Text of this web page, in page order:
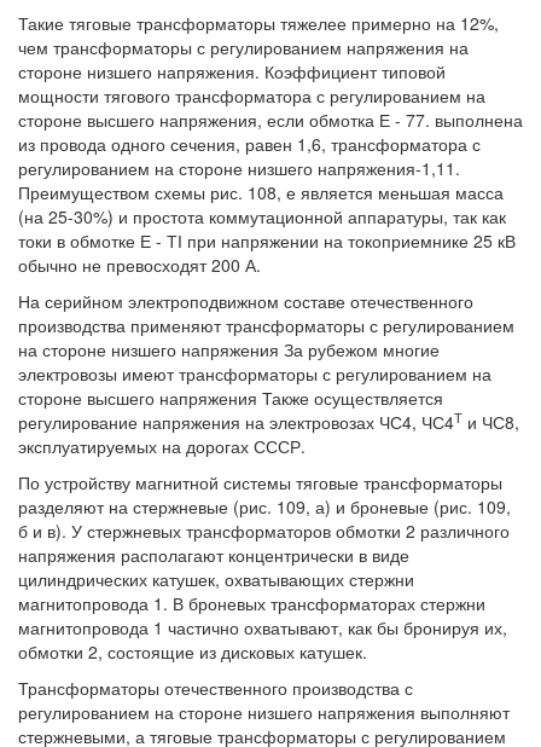
Такие тяговые трансформаторы тяжелее примерно на 12%,
чем трансформаторы с регулированием напряжения на
стороне низшего напряжения. Коэффициент типовой
мощности тягового трансформатора с регулированием на
стороне высшего напряжения, если обмотка Е - 77. выполнена
из провода одного сечения, равен 1,6, трансформатора с
регулированием на стороне низшего напряжения-1,11.
Преимуществом схемы рис. 108, е является меньшая масса
(на 25-30%) и простота коммутационной аппаратуры, так как
токи в обмотке Е - ТІ при напряжении на токоприемнике 25 кВ
обычно не превосходят 200 А.
На серийном электроподвижном составе отечественного
производства применяют трансформаторы с регулированием
на стороне низшего напряжения За рубежом многие
электровозы имеют трансформаторы с регулированием на
стороне высшего напряжения Также осуществляется
регулирование напряжения на электровозах ЧС4, ЧС4Т и ЧС8,
эксплуатируемых на дорогах СССР.
По устройству магнитной системы тяговые трансформаторы
разделяют на стержневые (рис. 109, а) и броневые (рис. 109,
б и в). У стержневых трансформаторов обмотки 2 различного
напряжения располагают концентрически в виде
цилиндрических катушек, охватывающих стержни
магнитопровода 1. В броневых трансформаторах стержни
магнитопровода 1 частично охватывают, как бы бронируя их,
обмотки 2, состоящие из дисковых катушек.
Трансформаторы отечественного производства с
регулированием на стороне низшего напряжения выполняют
стержневыми, а тяговые трансформаторы с регулированием